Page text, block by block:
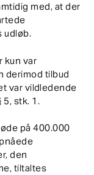
med, at der
udløb.
kun var
derimod tilbud
var vildledende
stk. 1.
på 400.000
den
tiltaltes